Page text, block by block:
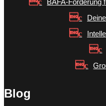
Blog